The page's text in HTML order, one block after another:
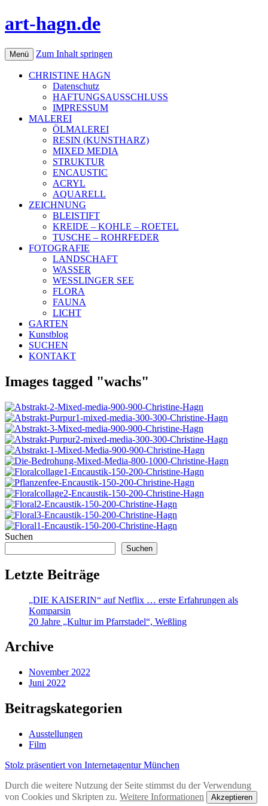
art-hagn.de
Menü Zum Inhalt springen
CHRISTINE HAGN
Datenschutz
HAFTUNGSAUSSCHLUSS
IMPRESSUM
MALEREI
ÖLMALEREI
RESIN (KUNSTHARZ)
MIXED MEDIA
STRUKTUR
ENCAUSTIC
ACRYL
AQUARELL
ZEICHNUNG
BLEISTIFT
KREIDE – KOHLE – ROETEL
TUSCHE – ROHRFEDER
FOTOGRAFIE
LANDSCHAFT
WASSER
WESSLINGER SEE
FLORA
FAUNA
LICHT
GARTEN
Kunstblog
SUCHEN
KONTAKT
Images tagged "wachs"
Suchen
Suchen
Letzte Beiträge
„DIE KAISERIN“ auf Netflix … erste Erfahrungen als
Komparsin
20 Jahre „Kultur im Pfarrstadel“, Weßling
Archive
November 2022
Juni 2022
Beitragskategorien
Ausstellungen
Film
Stolz präsentiert von Internetagentur München
Durch die weitere Nutzung der Seite stimmst du der Verwendung
von Cookies und Skripten zu. Weitere Informationen Akzeptieren